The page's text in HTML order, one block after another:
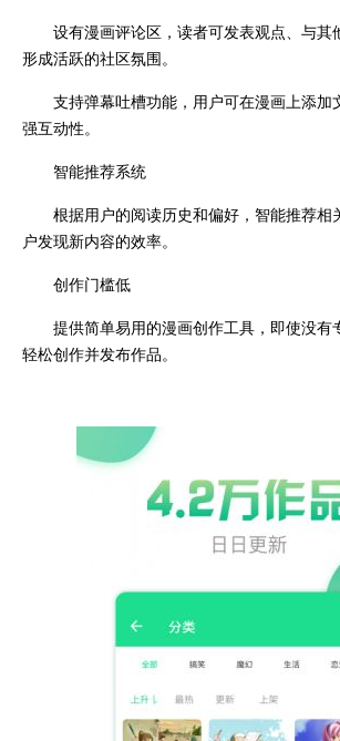
设有漫画评论区，读者可发表观点、与其
形成活跃的社区氛围。
支持弹幕吐槽功能，用户可在漫画上添加
强互动性。
智能推荐系统
根据用户的阅读历史和偏好，智能推荐相
户发现新内容的效率。
创作门槛低
提供简单易用的漫画创作工具，即使没有
轻松创作并发布作品。